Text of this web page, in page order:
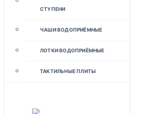
СТУПЕНИ
ЧАШИ ВОДОПРИЁМНЫЕ
ЛОТКИ ВОДОПРИЁМНЫЕ
ТАКТИЛЬНЫЕ ПЛИТЫ